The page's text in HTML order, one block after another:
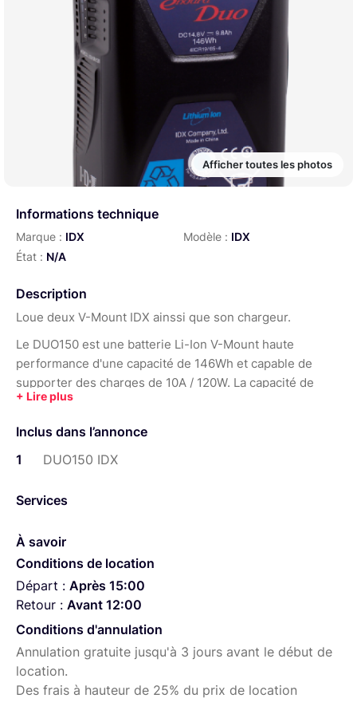
Afficher toutes les photos
Informations technique
Marque : IDX Modèle : IDX
État : N/A
Description
Loue deux V-Mount IDX ainssi que son chargeur.
Le DUO150 est une batterie Li-Ion V-Mount haute
performance d'une capacité de 146Wh et capable de
supporter des charges de 10A / 120W. La capacité de
146Wh fournit des durées de fonctionnement prolongées
bagages à main.
Inclus dans l’annonce
1
DUO150 IDX
Services
À savoir
Conditions de location
Départ : Après 15:00
Retour : Avant 12:00
Conditions d'annulation
Annulation gratuite jusqu'à 3 jours avant le début de
location.
Des frais à hauteur de 25% du prix de location